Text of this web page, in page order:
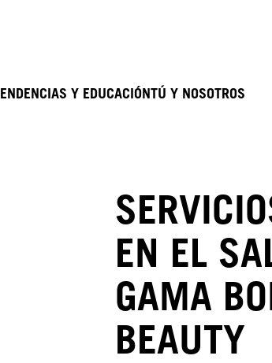
Y EDUCACIÓNTÚ Y NOSOTROS
EN EL
GAMA
BEAUTY